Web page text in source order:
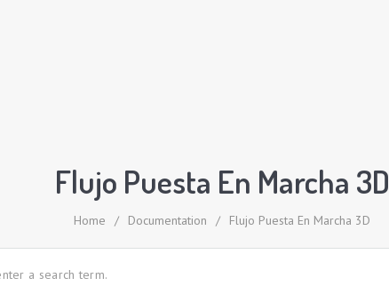
Flujo Puesta En Marcha 3D
Home / Documentation / Flujo Puesta En Marcha 3D